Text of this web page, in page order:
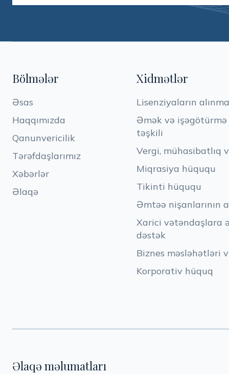
Bölmələr
Əsas
Haqqımızda
Qanunvericilik
Tərəfdaşlarımız
Xəbərlər
Əlaqə
Xidmətlər
Lisenziyaların
Əmək və
təşkili
Vergi, mühasibatlıq
Miqrasiya hüququ
Tikinti hüququ
Əmtəə nişanlarının
Xarici vətəndaşlara
dəstək
Biznes məsləhətləri
Korporativ hüquq
Əlaqə məlumatları